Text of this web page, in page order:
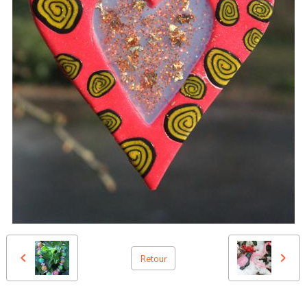
Retour